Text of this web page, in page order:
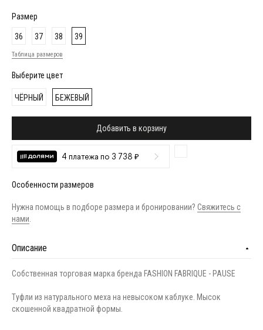
Размер
36 37 38 39
Таблица размеров
Выберите цвет
ЧЁРНЫЙ БЕЖЕВЫЙ
Добавить в корзину
4 платежа по 3 738 ₽
Особенности размеров
Нужна помощь в подборе размера и бронировании? Свяжитесь с
нами
Описание
Собственная торговая марка бренда FASHION FABRIQUE - PAUSE
Туфли из натурального меха на невысоком каблуке. Мысок
скошенной квадратной формы.